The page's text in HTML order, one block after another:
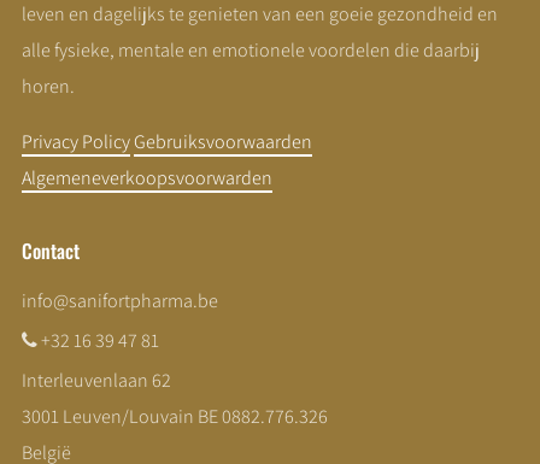
leven en dagelijks te genieten van een goeie gezondheid en
alle fysieke, mentale en emotionele voordelen die daarbij
horen.
Privacy PolicyGebruiksvoorwaarden
Algemeneverkoopsvoorwarden
Contact
info@sanifortpharma.be
+32 16 39 47 81
Interleuvenlaan 62
3001 Leuven/Louvain BE 0882.776.326
België